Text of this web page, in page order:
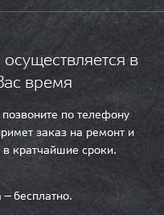
в
время
по телефону
заказ на ремонт и
в кратчайшие сроки.
бесплатно.